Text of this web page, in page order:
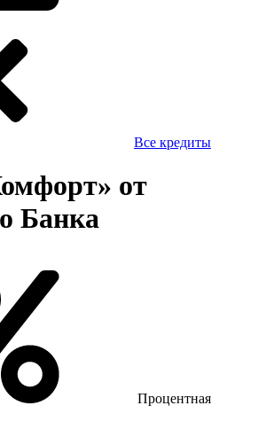
Все кредиты
от
Банка
Процентная